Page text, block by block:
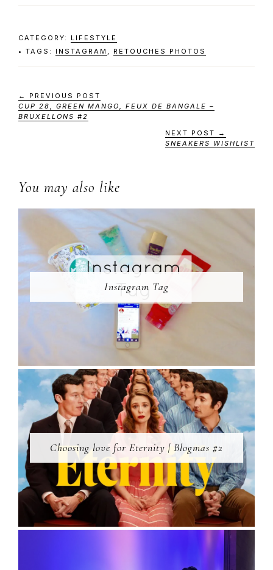
CATEGORY: LIFESTYLE
TAGS: INSTAGRAM RETOUCHES PHOTOS
← PREVIOUS POST
CUP 28, GREEN MANGO, FEUX DE BANGALE –
BRUXELLONS #2
NEXT POST →
SNEAKERS WISHLIST
You may also like
Instagram Tag
Choosing love for Eternity | Blogmas #2